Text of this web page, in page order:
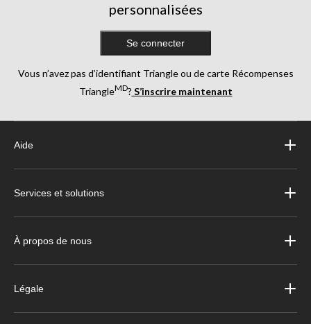
personnalisées
Se connecter
Vous n’avez pas d’identifiant Triangle ou de carte Récompenses
TriangleMD? S’inscrire maintenant
Aide
Services et solutions
À propos de nous
Légale